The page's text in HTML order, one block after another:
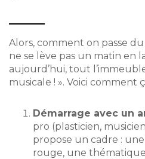
Alors, comment on passe
ne se lève pas un matin en
aujourd’hui, tout
musicale ! ». Voici comment
Démarrage avec un
pro (plasticien,
propose un cadre :
rouge, une